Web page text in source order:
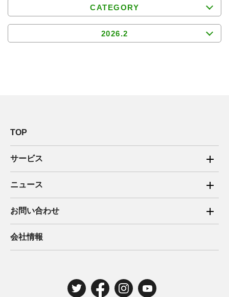
CATEGORY
2026.2
TOP
サービス
ご家庭向け電力サービス
法人向け脱炭素サービス
住宅用太陽光売電 卒FIT
ニュース
2025年
2024年
お問い合わせ
ご家庭向け電力サービス・卒FIT電気の売電
法人向け脱炭素サービス・新電力向けサービス
電気工事のお申込み
会社情報